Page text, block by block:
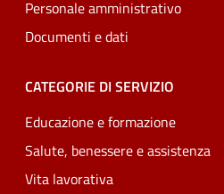
Personale amministrativo
Documenti e dati
CATEGORIE DI SERVIZIO
Educazione e formazione
Salute, benessere e assistenza
Vita lavorativa